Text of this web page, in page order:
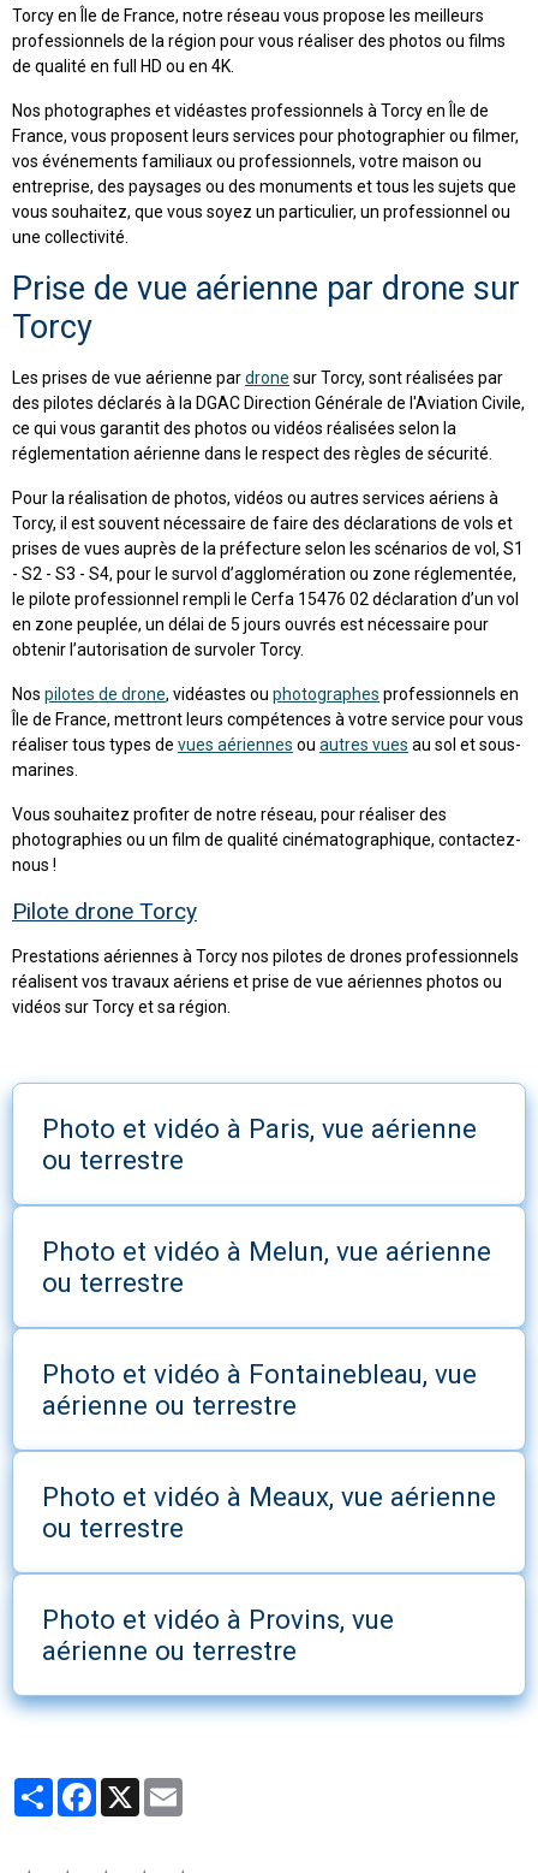
Torcy en Île de France, notre réseau vous propose les meilleurs
professionnels de la région pour vous réaliser des photos ou films
de qualité en full HD ou en 4K.
Nos photographes et vidéastes professionnels à Torcy en Île de
France, vous proposent leurs services pour photographier ou filmer,
vos événements familiaux ou professionnels, votre maison ou
entreprise, des paysages ou des monuments et tous les sujets que
vous souhaitez, que vous soyez un particulier, un professionnel ou
une collectivité.
Prise de vue aérienne par drone sur
Torcy
Les prises de vue aérienne pardrone sur Torcy, sont réalisées par
des pilotes déclarés à la DGAC Direction Générale de l'Aviation Civile,
ce qui vous garantit des photos ou vidéos réalisées selon la
réglementation aérienne dans le respect des règles de sécurité.
Pour la réalisation de photos, vidéos ou autres services aériens à
Torcy, il est souvent nécessaire de faire des déclarations de vols et
prises de vues auprès de la préfecture selon les scénarios de vol, S1
- S2 - S3 - S4, pour le survol d’agglomération ou zone réglementée,
le pilote professionnel rempli le Cerfa 15476 02 déclaration d’un vol
en zone peuplée, un délai de 5 jours ouvrés est nécessaire pour
obtenir l’autorisation de survoler Torcy.
Nos pilotes de drone, vidéastes ou photographes professionnels en
Île de France, mettront leurs compétences à votre service pour vous
réaliser tous types de vues aériennes ou autres vues au sol et sous-
marines.
Vous souhaitez profiter de notre réseau, pour réaliser des
photographies ou un film de qualité cinématographique, contactez-
nous !
Pilote drone Torcy
Prestations aériennes à Torcy nos pilotes de drones professionnels
réalisent vos travaux aériens et prise de vue aériennes photos ou
vidéos sur Torcy et sa région.
Photo et vidéo à Paris, vue aérienne
ou terrestre
Photo et vidéo à Melun, vue aérienne
ou terrestre
Photo et vidéo à Fontainebleau, vue
aérienne ou terrestre
Photo et vidéo à Meaux, vue aérienne
ou terrestre
Photo et vidéo à Provins, vue
aérienne ou terrestre
PartagerFacebook
X